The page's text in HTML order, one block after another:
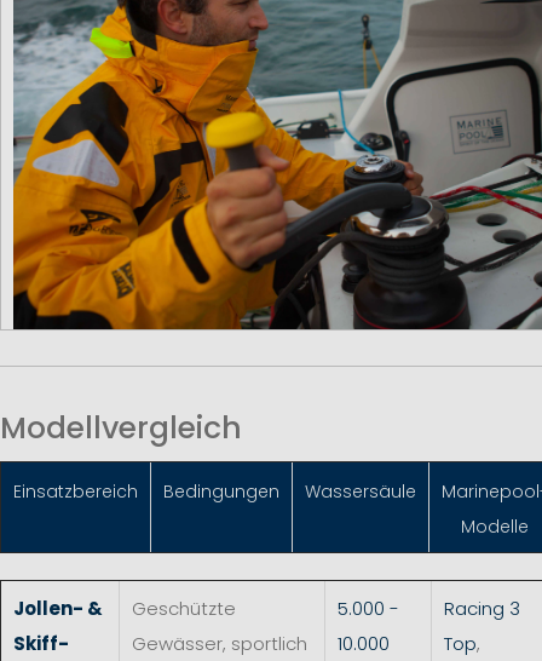
Modellvergleich
Einsatzbereich Bedingungen Wassersäule
Modelle
Jollen- &
Skiff-
Geschützte
Gewässer, sportlich
5.000 -
10.000
Racing 3
Top,